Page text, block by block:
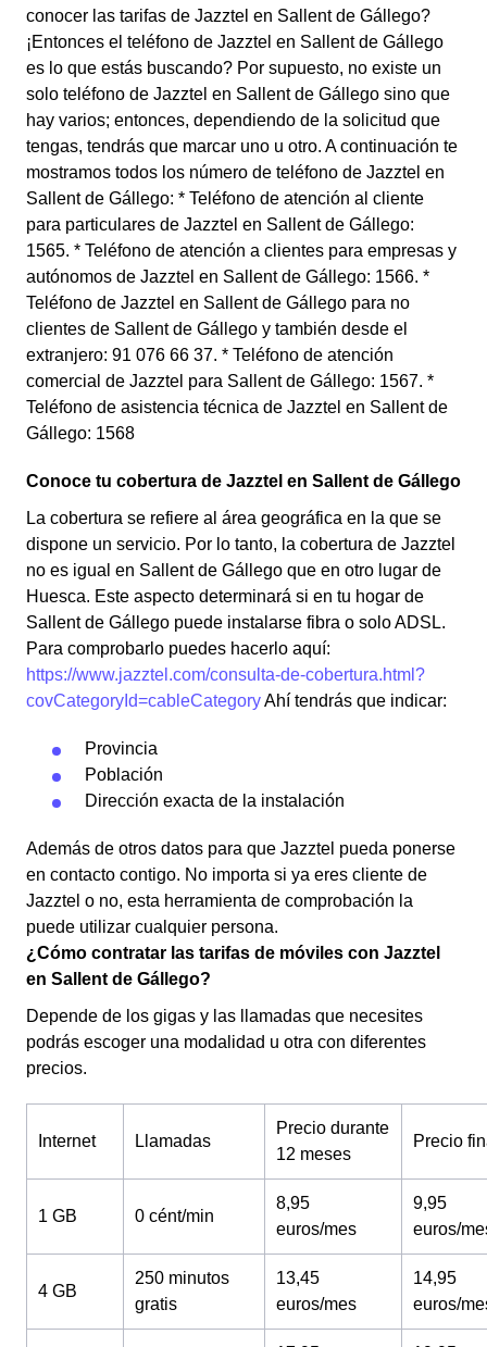
conocer las tarifas de Jazztel en Sallent de Gállego?
¡Entonces el teléfono de Jazztel en Sallent de Gállego
es lo que estás buscando? Por supuesto, no existe un
solo teléfono de Jazztel en Sallent de Gállego sino que
hay varios; entonces, dependiendo de la solicitud que
tengas, tendrás que marcar uno u otro. A continuación te
mostramos todos los número de teléfono de Jazztel en
Sallent de Gállego: * Teléfono de atención al cliente
para particulares de Jazztel en Sallent de Gállego:
1565. * Teléfono de atención a clientes para empresas y
autónomos de Jazztel en Sallent de Gállego: 1566. *
Teléfono de Jazztel en Sallent de Gállego para no
clientes de Sallent de Gállego y también desde el
extranjero: 91 076 66 37. * Teléfono de atención
comercial de Jazztel para Sallent de Gállego: 1567. *
Teléfono de asistencia técnica de Jazztel en Sallent de
Gállego: 1568
Conoce tu cobertura de Jazztel en Sallent de Gállego
La cobertura se refiere al área geográfica en la que se
dispone un servicio. Por lo tanto, la cobertura de Jazztel
no es igual en Sallent de Gállego que en otro lugar de
Huesca. Este aspecto determinará si en tu hogar de
Sallent de Gállego puede instalarse fibra o solo ADSL.
Para comprobarlo puedes hacerlo aquí:
https://www.jazztel.com/consulta-de-cobertura.html?
covCategoryId=cableCategoryAhí tendrás que indicar:
Provincia
Población
Dirección exacta de la instalación
Además de otros datos para que Jazztel pueda ponerse
en contacto contigo. No importa si ya eres cliente de
Jazztel o no, esta herramienta de comprobación la
puede utilizar cualquier persona.
¿Cómo contratar las tarifas de móviles con Jazztel
en Sallent de Gállego?
Depende de los gigas y las llamadas que necesites
podrás escoger una modalidad u otra con diferentes
precios.
Internet Llamadas
Precio durante
12 meses
Precio
1 GB 0 cént/min
8,95
euros/mes
9,95
euros/
4 GB
250 minutos
gratis
13,45
euros/mes
14,95
euros/